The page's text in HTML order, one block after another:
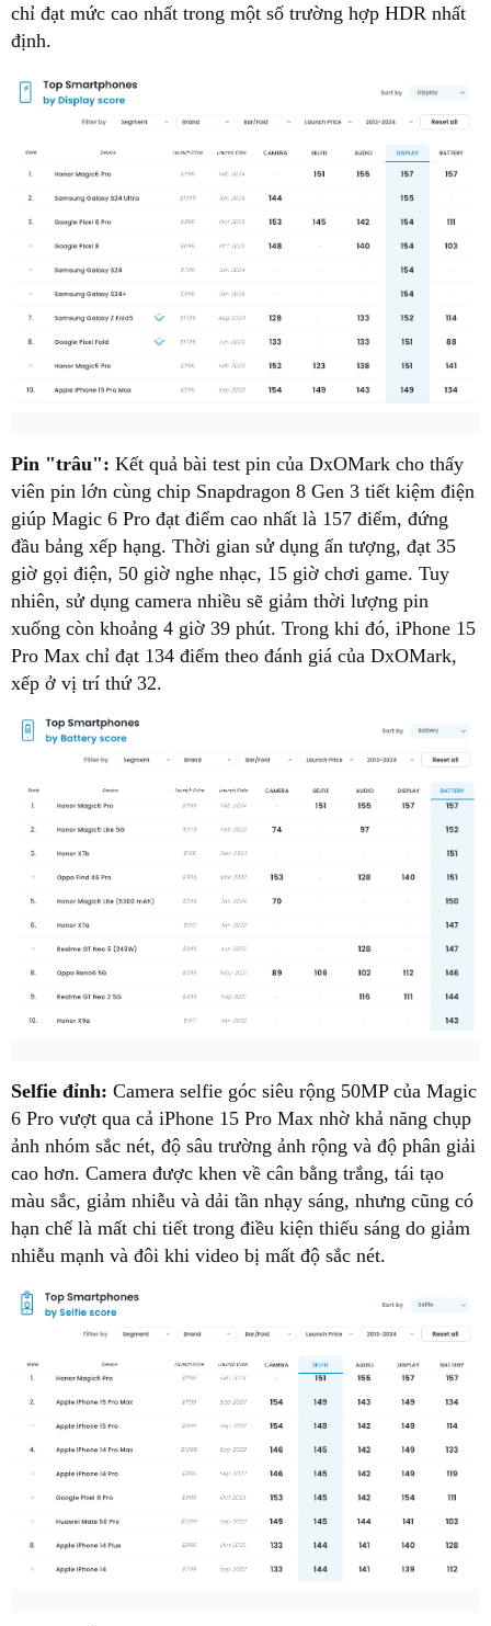
chỉ đạt mức cao nhất trong một số trường hợp HDR nhất
định.
Pin "trâu": Kết quả bài test pin của DxOMark cho thấy
viên pin lớn cùng chip Snapdragon 8 Gen 3 tiết kiệm điện
giúp Magic 6 Pro đạt điểm cao nhất là 157 điểm, đứng
đầu bảng xếp hạng. Thời gian sử dụng ấn tượng, đạt 35
giờ gọi điện, 50 giờ nghe nhạc, 15 giờ chơi game. Tuy
nhiên, sử dụng camera nhiều sẽ giảm thời lượng pin
xuống còn khoảng 4 giờ 39 phút. Trong khi đó, iPhone 15
Pro Max chỉ đạt 134 điểm theo đánh giá của DxOMark,
xếp ở vị trí thứ 32.
Selfie đỉnh: Camera selfie góc siêu rộng 50MP của Magic
6 Pro vượt qua cả iPhone 15 Pro Max nhờ khả năng chụp
ảnh nhóm sắc nét, độ sâu trường ảnh rộng và độ phân giải
cao hơn. Camera được khen về cân bằng trắng, tái tạo
màu sắc, giảm nhiễu và dải tần nhạy sáng, nhưng cũng có
hạn chế là mất chi tiết trong điều kiện thiếu sáng do giảm
nhiễu mạnh và đôi khi video bị mất độ sắc nét.